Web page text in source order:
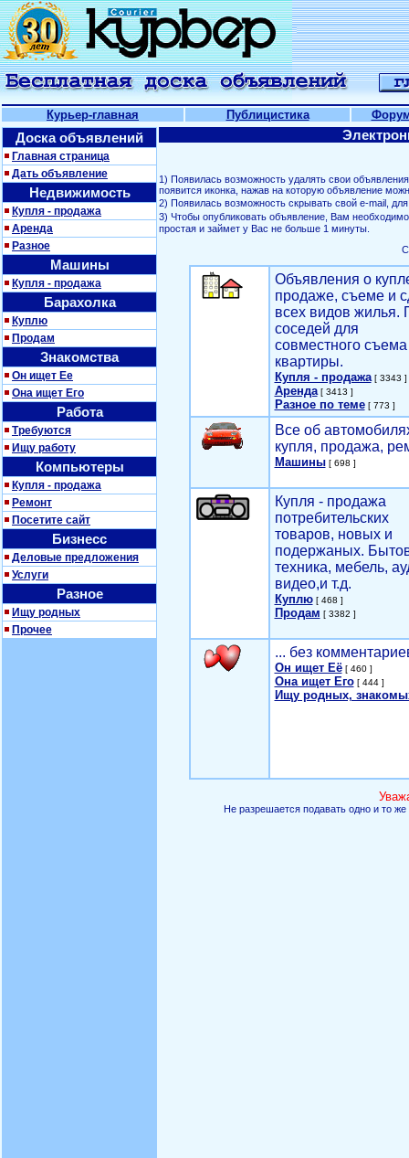
Курьер-главная Публицистика
Доска объявлений
Главная страница
Дать объявление
Недвижимость
Купля - продажа
Аренда
Разное
Машины
Купля - продажа
Барахолка
Куплю
Продам
Знакомства
Он ищет Ее
Она ищет Его
Работа
Требуются
Ищу работу
Компьютеры
Купля - продажа
Ремонт
Посетите сайт
Бизнесс
Деловые предложения
Услуги
Разное
Ищу родных
Прочее
1) Появилась возможность удалять свои
появится иконка, нажав на которую объявление
2) Появилась возможность скрывать свой е-mail,
3) Чтобы опубликовать объявление, Вам
простая и займет у Вас не больше 1 минуты.
Объявления о
продаже, съеме и
всех видов жилья.
соседей для
совместного съема
квартиры.
Купля - продажа[ 3343 ]
Аренда[ 3413 ]
Разное по теме[ 773 ]
Все об
купля, продажа,
Машины[ 698 ]
Купля - продажа
потребительских
товаров, новых и
подержаных.
техника, мебель,
видео,и т.д.
Куплю[ 468 ]
Продам [ 3382 ]
... без
Он ищет Её[ 460 ]
Она ищет Его[ 444 ]
Ищу родных,
Не разрешается подавать одно и то